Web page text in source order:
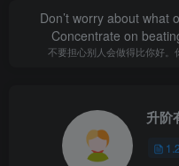
Don’t worry about what
Concentrate on
不要担心别人会做得比你好。
升阶